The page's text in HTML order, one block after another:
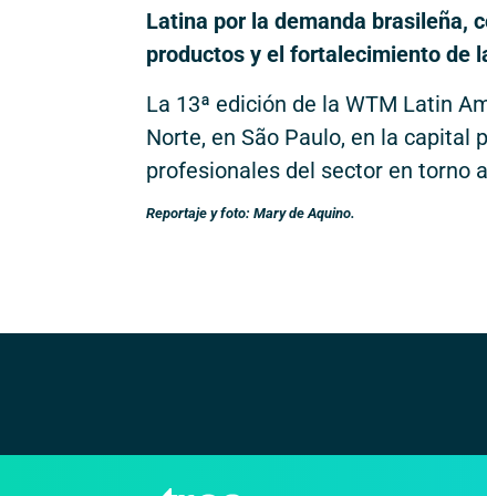
Latina por la demanda brasileña,
productos y el fortalecimiento de
La 13ª edición de la WTM Latin
Norte, en São Paulo, en la capital
profesionales del sector en torno
Reportaje y foto: Mary de Aquino.